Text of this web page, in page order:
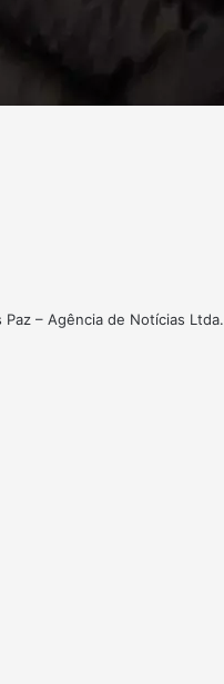
– Agência de Notícias Ltda.